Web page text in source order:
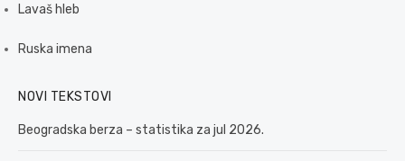
Lavaš hleb
Ruska imena
NOVI TEKSTOVI
Beogradska berza – statistika za jul 2026.